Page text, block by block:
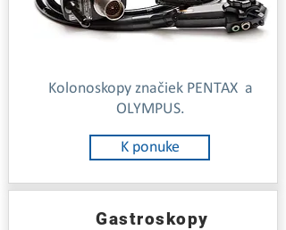
Kolonoskopy značiek PENTAX a
OLYMPUS.
K ponuke
Gastroskopy